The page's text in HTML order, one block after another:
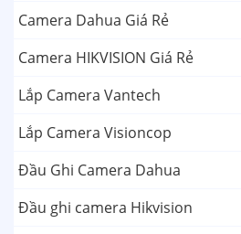
Camera Dahua Giá Rẻ
Camera HIKVISION Giá Rẻ
Lắp Camera Vantech
Lắp Camera Visioncop
Đầu Ghi Camera Dahua
Đầu ghi camera Hikvision